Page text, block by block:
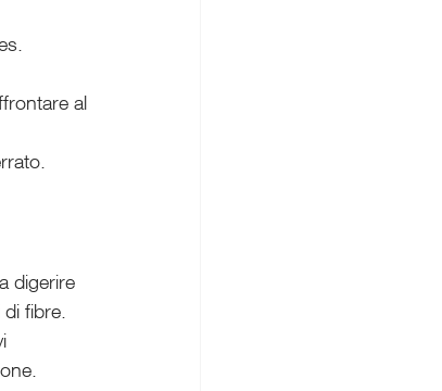
al
digerire
fibre.